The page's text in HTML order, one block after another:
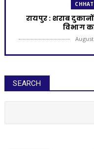
रायपुर : शराब
विभाग
SEARCH
रायपुर :